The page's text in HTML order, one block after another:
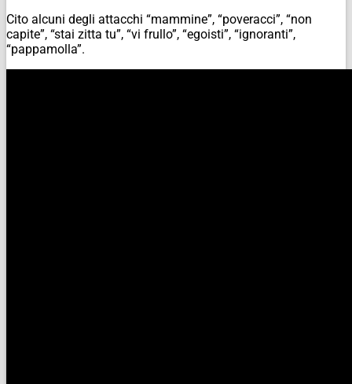
Cito alcuni degli attacchi “mammine”, “poveracci”, “non
capite”, “stai zitta tu”, “vi frullo”, “egoisti”, “ignoranti”,
“pappamolla”.